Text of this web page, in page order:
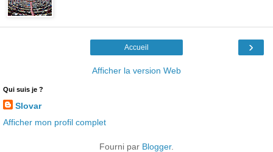
›
Accueil
Afficher la version Web
Qui suis je ?
Slovar
Afficher mon profil complet
Fourni par Blogger.